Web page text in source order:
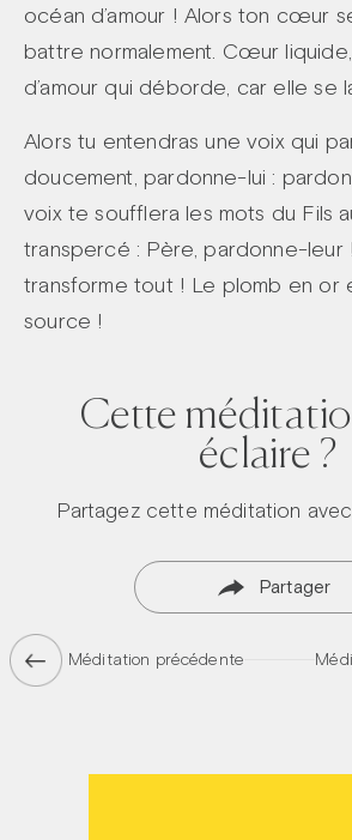
océan d’amour ! Alors ton cœur
battre normalement. Cœur
d’amour qui déborde, car elle se
Alors tu entendras une voix qui
doucement, pardonne-lui :
voix te soufflera les mots du Fils
transpercé : Père, pardonne-leur
transforme tout ! Le plomb en or
source !
Cette
éclaire ?
Partagez cette méditation
Partager
Méditation précédente